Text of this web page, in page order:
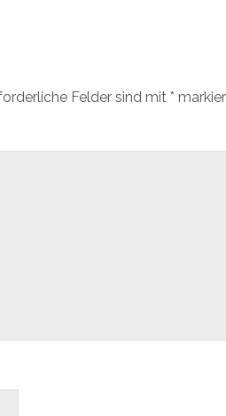
Felder sind mit *